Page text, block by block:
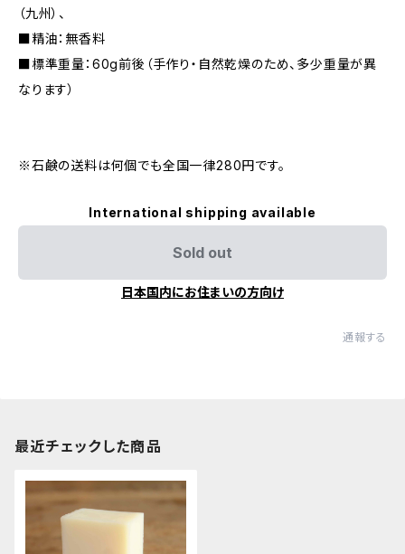
（九州）、
■精油：無香料
■標準重量：60g前後（手作り・自然乾燥のため、多少重量が異
なります）
※石鹸の送料は何個でも全国一律280円です。
International shipping available
Sold out
日本国内にお住まいの方向け
通報する
最近チェックした商品